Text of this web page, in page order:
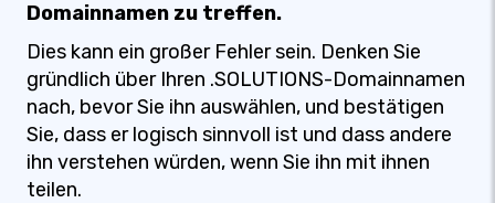
Domainnamen zu treffen.
Dies kann ein großer Fehler sein. Denken Sie
gründlich über Ihren .SOLUTIONS-Domainnamen
nach, bevor Sie ihn auswählen, und bestätigen
Sie, dass er logisch sinnvoll ist und dass andere
ihn verstehen würden, wenn Sie ihn mit ihnen
teilen.